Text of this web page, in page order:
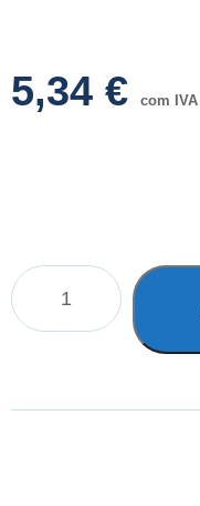
5,34 € com IVA